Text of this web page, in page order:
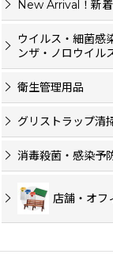
New Arrival！新
ウイルス・細菌感
ンザ・ノロウイル
衛生管理用品
グリストラップ清
消毒殺菌・感染予
店舗・オフ